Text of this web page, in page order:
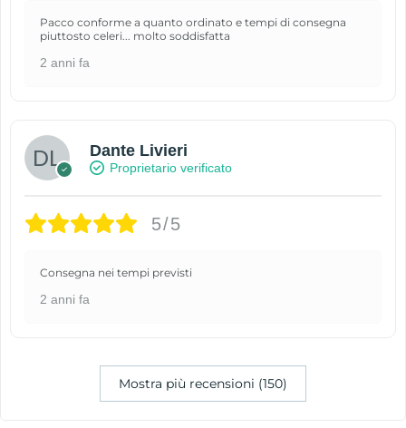
Pacco conforme a quanto ordinato e tempi di consegna
piuttosto celeri... molto soddisfatta
2 anni fa
Dante Livieri
Proprietario verificato
5/5
Consegna nei tempi previsti
2 anni fa
Mostra più recensioni (150)